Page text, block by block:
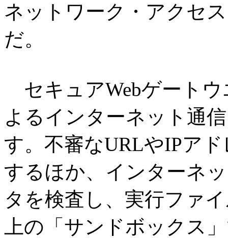
ネットワーク・アクセ
だ。
セキュアWebゲート
よるインターネット通
す。不審なURLやIPア
するほか、インターネ
タを検査し、実行ファ
上の「サンドボックス